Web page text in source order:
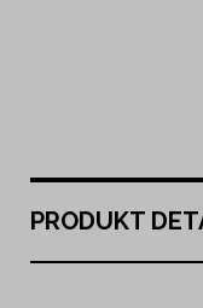
PRODUKT